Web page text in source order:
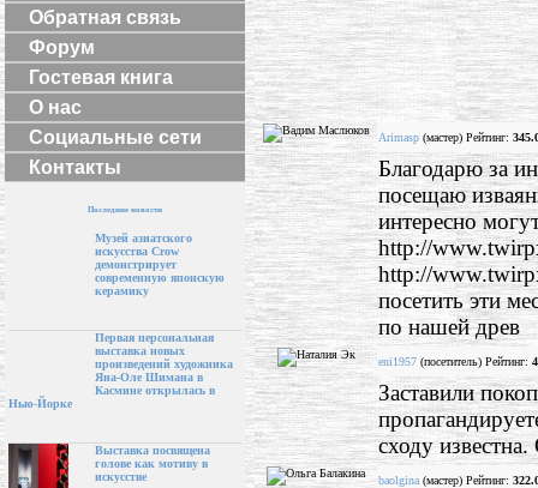
Обратная связь
Форум
Гостевая книга
О нас
Социальные сети
Контакты
Последние новости
Музей азиатского
искусства Crow
демонстрирует
современную японскую
керамику
Первая персональная
выставка новых
произведений художника
Яна-Оле Шимана в
Касмине открылась в
Нью-Йорке
Выставка посвящена
голове как мотиву в
искусстве
Arimasp (мастер) Рейтинг:
Благодарю за
посещаю
интересно
http://
http://
посетить эти
по нашей древ
eni1957 (посетитель) Рейтинг:
Заставили
сходу
baolgina (мастер) Рейтинг: